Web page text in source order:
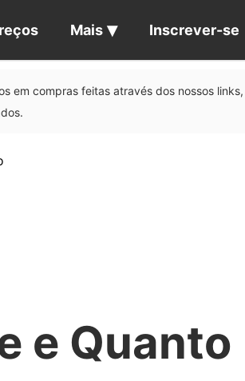
Mais Inscrever-se
em compras feitas através dos nossos
e Quanto